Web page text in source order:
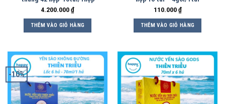
4.200.000₫
THÊM VÀO GIỎ HÀNG
110.000₫
THÊM VÀO GIỎ HÀNG
-10%